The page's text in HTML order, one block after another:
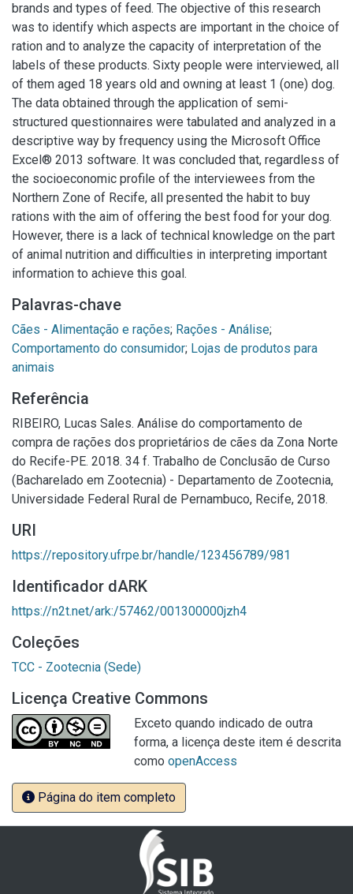
brands and types of feed. The objective of this research
was to identify which aspects are important in the choice of
ration and to analyze the capacity of interpretation of the
labels of these products. Sixty people were interviewed, all
of them aged 18 years old and owning at least 1 (one) dog.
The data obtained through the application of semi-
structured questionnaires were tabulated and analyzed in a
descriptive way by frequency using the Microsoft Office
Excel® 2013 software. It was concluded that, regardless of
the socioeconomic profile of the interviewees from the
Northern Zone of Recife, all presented the habit to buy
rations with the aim of offering the best food for your dog.
However, there is a lack of technical knowledge on the part
of animal nutrition and difficulties in interpreting important
information to achieve this goal.
Palavras-chave
Cães - Alimentação e rações; Rações - Análise;
Comportamento do consumidor; Lojas de produtos para
animais
Referência
RIBEIRO, Lucas Sales. Análise do comportamento de
compra de rações dos proprietários de cães da Zona Norte
do Recife-PE. 2018. 34 f. Trabalho de Conclusão de Curso
(Bacharelado em Zootecnia) - Departamento de Zootecnia,
Universidade Federal Rural de Pernambuco, Recife, 2018.
URI
https://repository.ufrpe.br/handle/123456789/981
Identificador dARK
https://n2t.net/ark:/57462/001300000jzh4
Coleções
TCC - Zootecnia (Sede)
Licença Creative Commons
Exceto quando indicado de outra
forma, a licença deste item é descrita
como openAccess
Página do item completo